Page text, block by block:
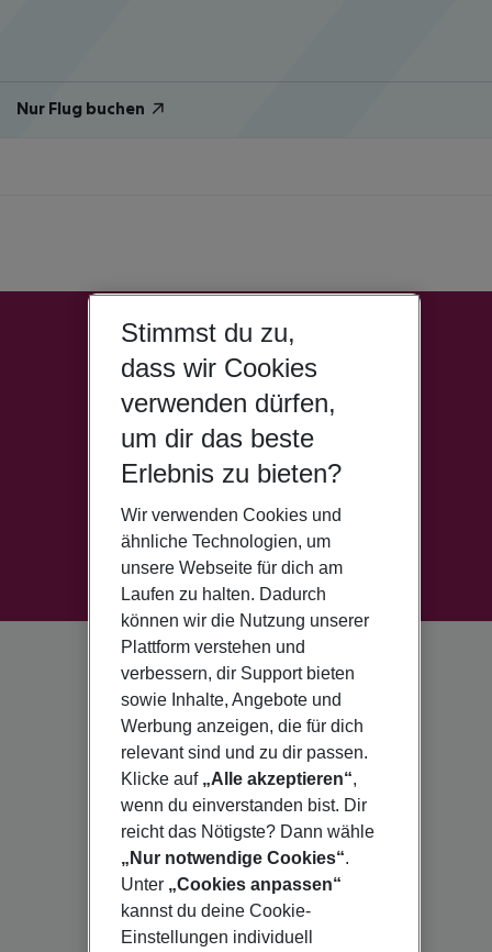
Nur Flug buchen
Stimmst du zu,
dass wir Cookies
verwenden dürfen,
um dir das beste
Erlebnis zu bieten?
Wir verwenden Cookies und
ähnliche Technologien, um
unsere Webseite für dich am
Laufen zu halten. Dadurch
können wir die Nutzung unserer
Plattform verstehen und
verbessern, dir Support bieten
sowie Inhalte, Angebote und
Werbung anzeigen, die für dich
relevant sind und zu dir passen.
Klicke auf „Alle akzeptieren“,
wenn du einverstanden bist. Dir
reicht das Nötigste? Dann wähle
„Nur notwendige Cookies“.
Unter „Cookies anpassen“
kannst du deine Cookie-
Einstellungen individuell